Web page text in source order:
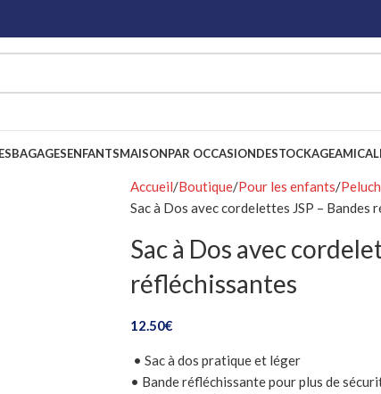
BAGAGESENFANTSMAISONPAR OCCASIONDESTOCKAGE
Accueil Boutique Pour les enfants
Sac à Dos avec cordelettes JSP – Bandes
Sac à Dos avec
réfléchissantes
12.50€
• Sac à dos pratique et léger
• Bande réfléchissante pour plus de